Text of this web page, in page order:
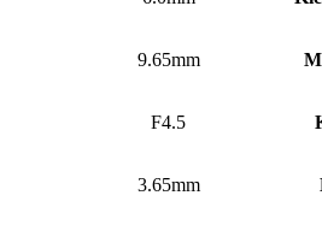
9.65mm
F4.5
3.65mm